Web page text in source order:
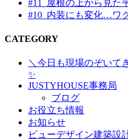
#11_屋根の上から見た
#10_内装にも変化…ワ
CATEGORY
＼今日も現場のぞいて
✨
JUSTYHOUSE事務局
ブログ
お役立ち情報
お知らせ
ビューデザイン建築設